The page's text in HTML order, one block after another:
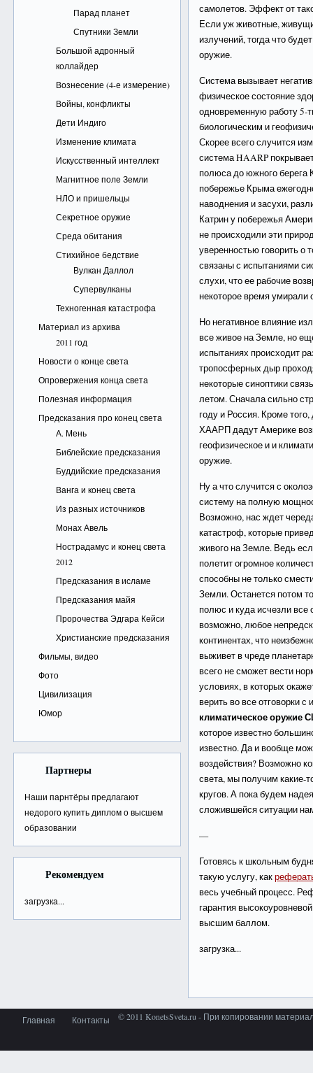
Парад планет
Спутники Земли
Большой адронный
коллайдер
Вознесение (4-е измерение)
Войны, конфликты
Дети Индиго
Изменение климата
Искусственный интеллект
Магнитное поле Земли
НЛО и пришельцы
Секретное оружие
Среда обитания
Стихийное бедствие
Вулкан Даллол
Супервулканы
Техногенная катастрофа
Материал из архива
2011 год
Новости о конце света
Опровержения конца света
Полезная информация
Предсказания про конец света
А. Мень
Библейские предсказания
Буддийские предсказания
Ванга и конец света
Из разных источников
Монах Авель
Нострадамус и конец света
2012
Предсказания в исламе
Предсказания майя
Пророчества Эдгара Кейси
Христианские предсказания
Фильмы, видео
Фото
Цивилизация
Юмор
Партнеры
Наши парнтёры предлагают
недорогокупить диплом о высшем
образовании
Рекомендуем
загрузка...
самолетов. Эффект от
Если уж животные,
излучений, тогда что
оружие.
Система вызывает
физическое состояние
одновременную работу 5-
биологическим и
Скорее всего случится
система HAARP
полюса до южного берега
побережье Крыма
наводнения и засухи,
Катрин у побережья
не происходили эти
уверенностью говорить о
связаны с испытаниями
слухи, что ее рабочие
некоторое время умирали
Но негативное влияние
все живое на Земле, но
испытаниях происходит
тропосферных дыр
некоторые синоптики
летом. Сначала сильно
году и Россия. Кроме
ХААРП дадут Америке
геофизическое и и
оружие.
Ну а что случится с
систему на полную
Возможно, нас ждет
катастроф, которые
живого на Земле. Ведь
полетит огромное
способны не только
Земли. Останется потом
полюс и куда исчезли все
возможно, любое
континентах, что
выживет в чреде
всего не сможет вести
условиях, в которых
верить во все отговорки
климатическое оружие
которое известно
известно. Да и вообще
воздействия? Возможно
света, мы получим какие-
кругов. А пока будем
сложившейся ситуации
—
Готовясь к школьным
такую услугу, как
весь учебный процесс.
гарантия
высшим баллом.
загрузка...
Главная Контакты © 2011 KonetsSveta.ru - При копировании